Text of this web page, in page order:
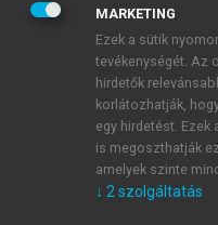
JELSZÓ
JELSZÓ ÚJRA
Kérek értesítést a
Kérek értesítést az
MARKETING
Ezek a sütik
tevékenységét. Az
hirdetők
korlátozhatják,
egy hirdetést. Ezek
is megoszthatják
amelyek szinte
↓ 2 szolgáltatás